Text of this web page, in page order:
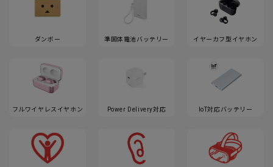
ダンボー 準固体電池バッテリー イヤーカフ型イヤホン
フルワイヤレスイヤホン Power Delivery対応 IoT対応バッテリー